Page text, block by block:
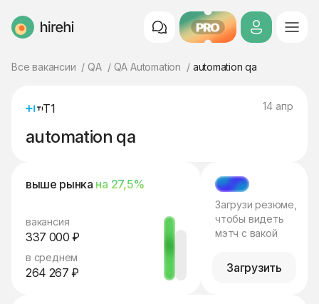
HireHi PRO
Все вакансии QA QA Automation automation qa
Т1 14 апр
automation qa
выше рынка на 27,5%
вакансия
337 000 ₽
в среднем
264 267 ₽
МЭТЧ
Загрузи резюме,
чтобы видеть
мэтч с вакой
Загрузить